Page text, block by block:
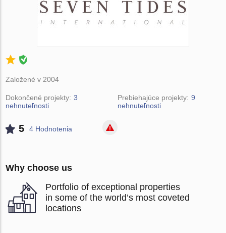
Založené v 2004
Dokončené projekty: 3
nehnuteľnosti
Prebiehajúce projekty: 9
nehnuteľnosti
5 4 Hodnotenia
Why choose us
Portfolio of exceptional properties
in some of the world’s most coveted
locations